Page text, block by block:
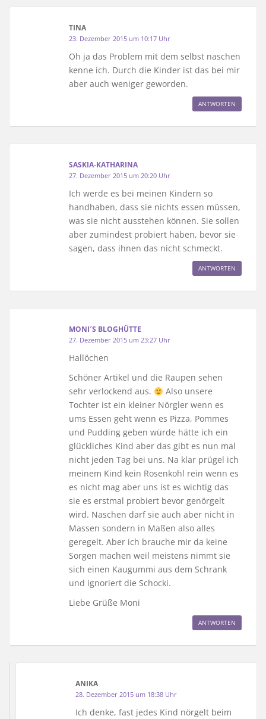
TINA
23. Dezember 2015 um 10:17 Uhr
Oh ja das Problem mit dem selbst naschen
kenne ich. Durch die Kinder ist das bei mir
aber auch weniger geworden.
ANTWORTEN
SASKIA-KATHARINA
27. Dezember 2015 um 20:20 Uhr
Ich werde es bei meinen Kindern so
handhaben, dass sie nichts essen müssen,
was sie nicht ausstehen können. Sie sollen
aber zumindest probiert haben, bevor sie
sagen, dass ihnen das nicht schmeckt.
ANTWORTEN
MONI´S BLOGHÜTTE
27. Dezember 2015 um 23:27 Uhr
Hallöchen
Schöner Artikel und die Raupen sehen
sehr verlockend aus.
Also unsere
Tochter ist ein kleiner Nörgler wenn es
ums Essen geht wenn es Pizza, Pommes
und Pudding geben würde hätte ich ein
glückliches Kind aber das gibt es nun mal
nicht jeden Tag bei uns. Na klar prügel ich
meinem Kind kein Rosenkohl rein wenn es
es nicht mag aber uns ist es wichtig das
sie es erstmal probiert bevor genörgelt
wird. Naschen darf sie auch aber nicht in
Massen sondern in Maßen also alles
geregelt. Aber ich brauche mir da keine
Sorgen machen weil meistens nimmt sie
sich einen Kaugummi aus dem Schrank
und ignoriert die Schocki.
Liebe Grüße Moni
ANTWORTEN
ANIKA
28. Dezember 2015 um 18:38 Uhr
Ich denke, fast jedes Kind nörgelt beim